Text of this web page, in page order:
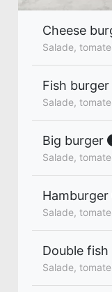
Cheese
Salade,
Fish burger
Salade,
Big burger
Salade,
Hamburger
Salade,
Double
Salade,